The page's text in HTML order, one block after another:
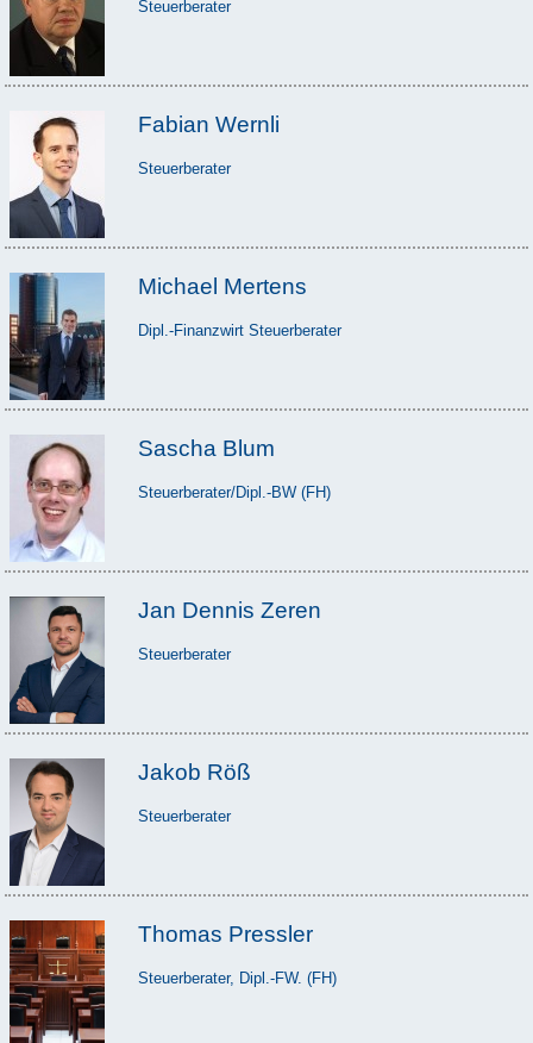
Steuerberater
Fabian Wernli
Steuerberater
Michael Mertens
Dipl.-Finanzwirt Steuerberater
Sascha Blum
Steuerberater/Dipl.-BW (FH)
Jan Dennis Zeren
Steuerberater
Jakob Röß
Steuerberater
Thomas Pressler
Steuerberater, Dipl.-FW. (FH)